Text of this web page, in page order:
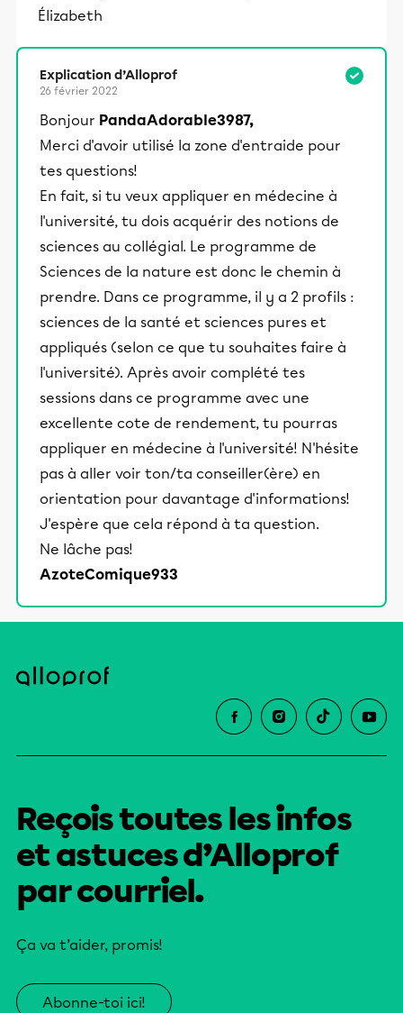
Élizabeth
Explication d’Alloprof
26 février 2022
Bonjour PandaAdorable3987,
Merci d'avoir utilisé la zone d'entraide pour
tes questions!
En fait, si tu veux appliquer en médecine à
l'université, tu dois acquérir des notions de
sciences au collégial. Le programme de
Sciences de la nature est donc le chemin à
prendre. Dans ce programme, il y a 2 profils :
sciences de la santé et sciences pures et
appliqués (selon ce que tu souhaites faire à
l'université). Après avoir complété tes
sessions dans ce programme avec une
excellente cote de rendement, tu pourras
appliquer en médecine à l'université! N'hésite
pas à aller voir ton/ta conseiller(ère) en
orientation pour davantage d'informations!
J'espère que cela répond à ta question.
Ne lâche pas!
AzoteComique933
Reçois toutes les infos
et astuces d’Alloprof
par courriel.
Ça va t’aider, promis!
Abonne-toi ici!